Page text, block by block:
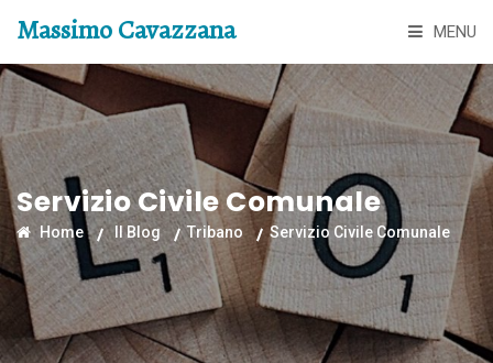
Massimo Cavazzana MENU
Servizio Civile Comunale
Home Il Blog Tribano Servizio Civile Comunale